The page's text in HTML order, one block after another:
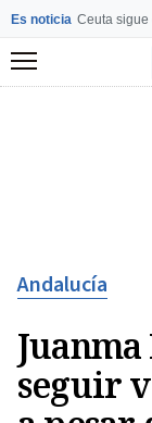
Es noticia Ceuta sigue
Menú
Andalucía
seguir